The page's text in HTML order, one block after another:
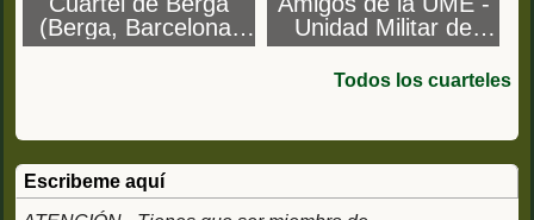
(Berga, Barcelona)
Batallón de
Unidad Militar de
Emergencias
Todos los cuarteles
Escribeme aquí